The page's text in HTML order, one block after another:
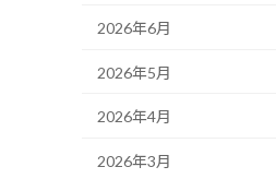
2026年6月
2026年5月
2026年4月
2026年3月